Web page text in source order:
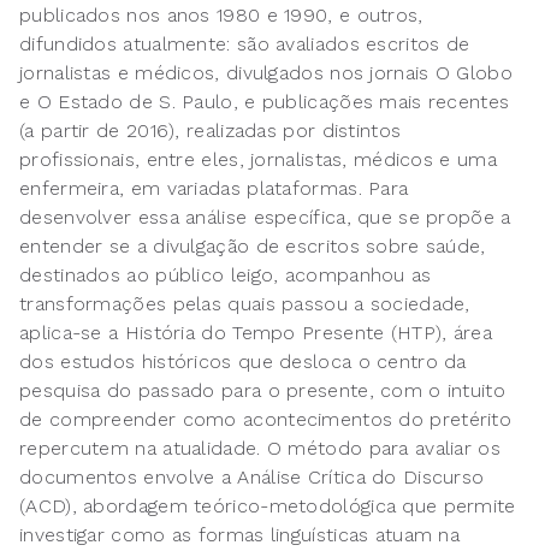
publicados nos anos 1980 e 1990, e outros,
difundidos atualmente: são avaliados escritos de
jornalistas e médicos, divulgados nos jornais O Globo
e O Estado de S. Paulo, e publicações mais recentes
(a partir de 2016), realizadas por distintos
profissionais, entre eles, jornalistas, médicos e uma
enfermeira, em variadas plataformas. Para
desenvolver essa análise específica, que se propõe a
entender se a divulgação de escritos sobre saúde,
destinados ao público leigo, acompanhou as
transformações pelas quais passou a sociedade,
aplica-se a História do Tempo Presente (HTP), área
dos estudos históricos que desloca o centro da
pesquisa do passado para o presente, com o intuito
de compreender como acontecimentos do pretérito
repercutem na atualidade. O método para avaliar os
documentos envolve a Análise Crítica do Discurso
(ACD), abordagem teórico-metodológica que permite
investigar como as formas linguísticas atuam na